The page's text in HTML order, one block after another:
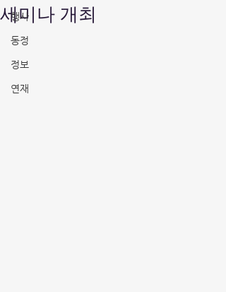
행사
동정
정보
연재
세미나 개최